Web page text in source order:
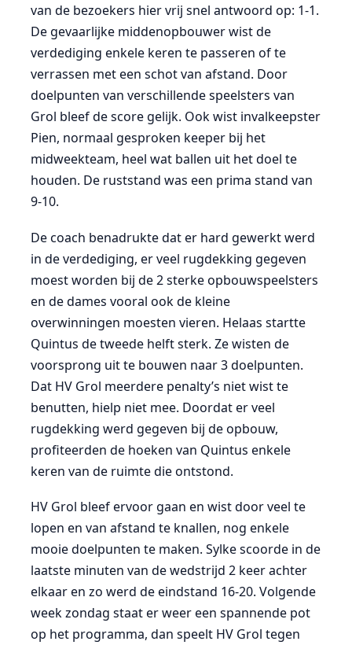
van de bezoekers hier vrij snel antwoord op: 1-1.
De gevaarlijke middenopbouwer wist de
verdediging enkele keren te passeren of te
verrassen met een schot van afstand. Door
doelpunten van verschillende speelsters van
Grol bleef de score gelijk. Ook wist invalkeepster
Pien, normaal gesproken keeper bij het
midweekteam, heel wat ballen uit het doel te
houden. De ruststand was een prima stand van
9-10.
De coach benadrukte dat er hard gewerkt werd
in de verdediging, er veel rugdekking gegeven
moest worden bij de 2 sterke opbouwspeelsters
en de dames vooral ook de kleine
overwinningen moesten vieren. Helaas startte
Quintus de tweede helft sterk. Ze wisten de
voorsprong uit te bouwen naar 3 doelpunten.
Dat HV Grol meerdere penalty’s niet wist te
benutten, hielp niet mee. Doordat er veel
rugdekking werd gegeven bij de opbouw,
profiteerden de hoeken van Quintus enkele
keren van de ruimte die ontstond.
HV Grol bleef ervoor gaan en wist door veel te
lopen en van afstand te knallen, nog enkele
mooie doelpunten te maken. Sylke scoorde in de
laatste minuten van de wedstrijd 2 keer achter
elkaar en zo werd de eindstand 16-20. Volgende
week zondag staat er weer een spannende pot
op het programma, dan speelt HV Grol tegen